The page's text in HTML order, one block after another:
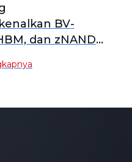
BV-
dan zNAND-
3x